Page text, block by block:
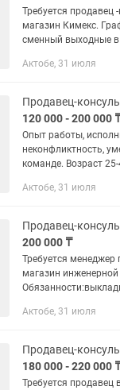
Требуется продавец
магазин Кимекс.
сменный выходные в
Актобе, 31 июля
120 000 - 200 000
Опыт работы,
неконфликтность,
команде. Возраст 25-
Актобе, 31 июля
200 000 ₸
Требуется
магазин инженерной
товарами,соблюдать
От 20лет. Мужского
Актобе, 31 июля
180 000 - 220 000
Требуется продавец